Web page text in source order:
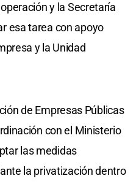
y la Secretaría
esa tarea con apoyo
y la Unidad
de Empresas Públicas
con el Ministerio
las medidas
la privatización dentro